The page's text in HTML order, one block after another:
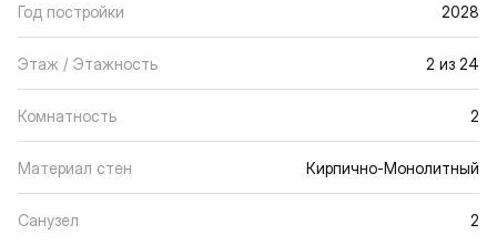
Год постройки 2028
Этаж / Этажность 2 из 24
Комнатность 2
Материал стен Кирпично-Монолитный
Санузел 2